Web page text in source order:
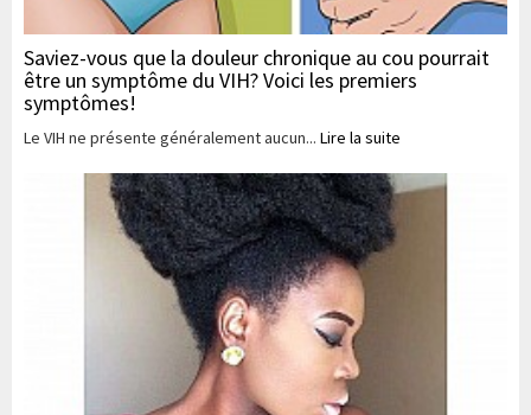
Saviez-vous que la douleur chronique au cou pourrait
être un symptôme du VIH? Voici les premiers
symptômes!
Le VIH ne présente généralement aucun... Lire la suite